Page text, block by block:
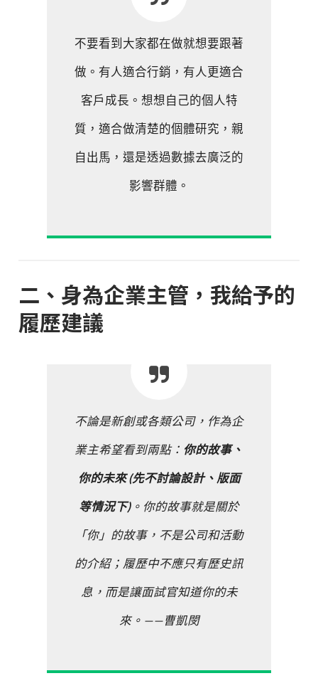
不要看到大家都在做就想要跟著
做。有人適合行銷，有人更適合
客戶成長。想想自己的個人特
質，適合做清楚的個體研究，親
自出馬，還是透過數據去廣泛的
影響群體。
二、身為企業主管，我給予的
履歷建議
不論是新創或各類公司，作為企
業主希望看到兩點： 你的故事、
你的未來 (先不討論設計、版面
等情況下)。你的故事就是關於
「你」的故事，不是公司和活動
的介紹；履歷中不應只有歷史訊
息，而是讓面試官知道你的未
來。——曹凱閔